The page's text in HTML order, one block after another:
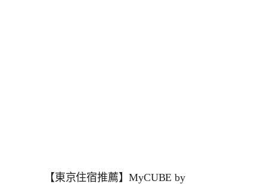
【東京住宿推薦】MyCUBE by